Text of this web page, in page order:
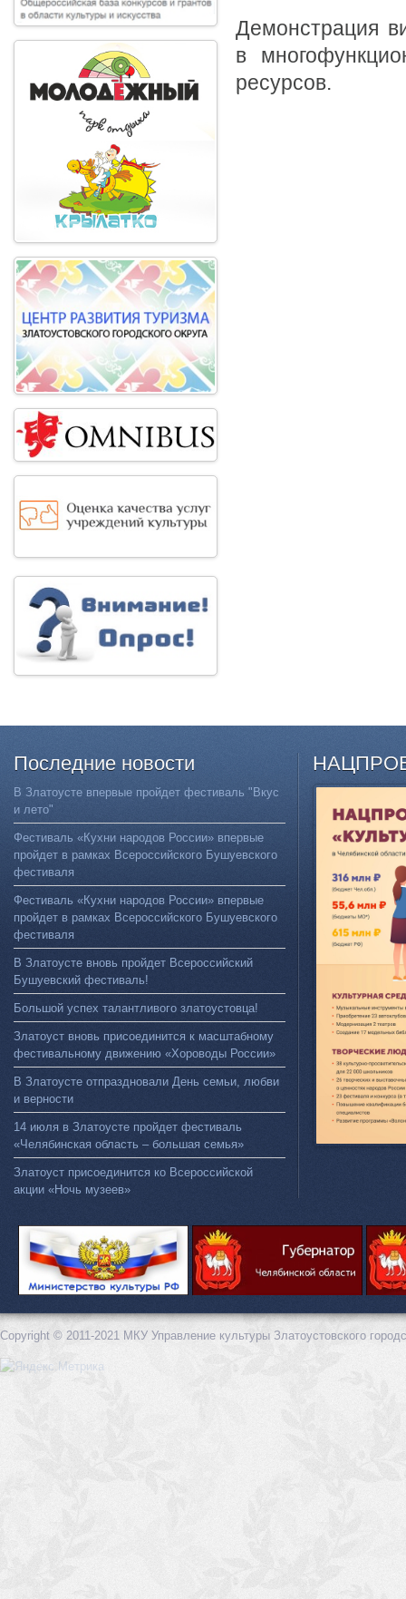
Демонстрация
в
ресурсов.
Последние новости
В Златоусте впервые пройдет фестиваль "Вкус
и лето"
Фестиваль «Кухни народов России» впервые
пройдет в рамках Всероссийского Бушуевского
фестиваля
Фестиваль «Кухни народов России» впервые
пройдет в рамках Всероссийского Бушуевского
фестиваля
В Златоусте вновь пройдет Всероссийский
Бушуевский фестиваль!
Большой успех талантливого златоустовца!
Златоуст вновь присоединится к масштабному
фестивальному движению «Хороводы России»
В Златоусте отпраздновали День семьи, любви
и верности
14 июля в Златоусте пройдет фестиваль
«Челябинская область – большая семья»
Златоуст присоединится ко Всероссийской
акции «Ночь музеев»
Copyright © 2011-2021 МКУ Управление культуры Златоустовского